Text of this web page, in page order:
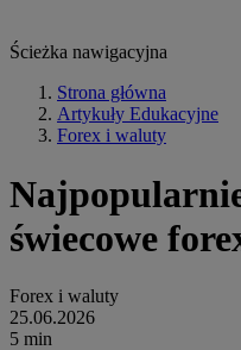
Ścieżka nawigacyjna
Strona główna
Artykuły Edukacyjne
Forex i waluty
świecowe
Forex i waluty
25.06.2026
5 min